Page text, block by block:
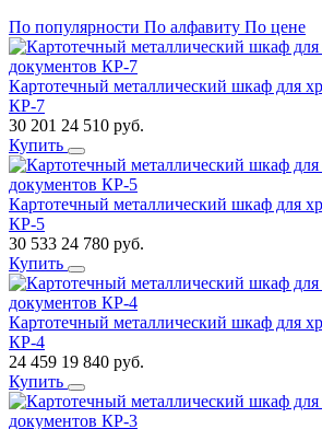
По популярности По алфавиту По цене
Картотечный металлический шкаф для
КР-7
30 201 24 510 руб.
Купить
Картотечный металлический шкаф для
КР-5
30 533 24 780 руб.
Купить
Картотечный металлический шкаф для
КР-4
24 459 19 840 руб.
Купить